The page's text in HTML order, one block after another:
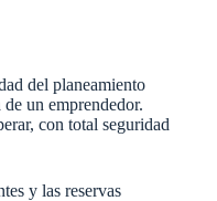
del planeamiento
un emprendedor.
con total seguridad
y las reservas